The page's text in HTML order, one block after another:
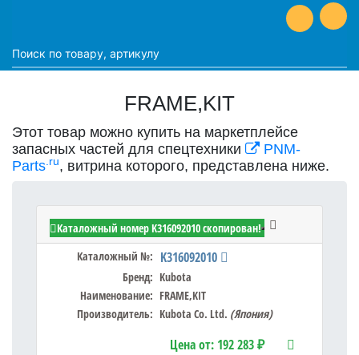
FRAME,KIT
Этот товар можно купить на маркетплейсе
запасных частей для спецтехники
PNM-
Parts.ru, витрина которого, представлена ниже.
Kubota K316092010 - FRAME,KIT
Каталожный №: K316092010
Бренд: Kubota
Наименование: FRAME,KIT
Производитель: Kubota Co. Ltd. (Япония)
Цена от: 192 283 ₽
Каталожный номер K316092010 скопирован!